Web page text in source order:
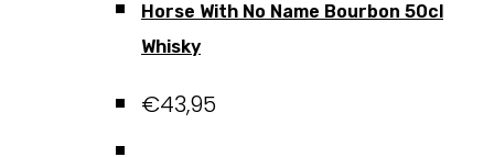
Horse With No Name Bourbon 50cl
Whisky
€43,95